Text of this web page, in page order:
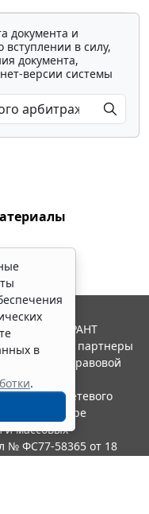
документа и
в силу,
документа,
версии системы
в
.
Система ГАРАНТ
"Гарант" и ее партнеры
правовой
качестве сетевого
в сфере
и массовых
№ ФС77-58365 от 18